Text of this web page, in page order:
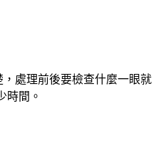
處理前後要檢查什麼一眼就
時間。